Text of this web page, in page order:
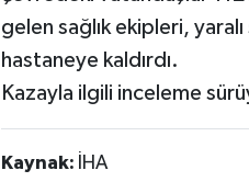
gelen sağlık ekipleri,
hastaneye kaldırdı.
Kazayla ilgili inceleme
Kaynak: İHA